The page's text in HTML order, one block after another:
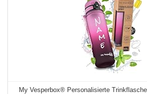
My Vesperbox® Personalisierte